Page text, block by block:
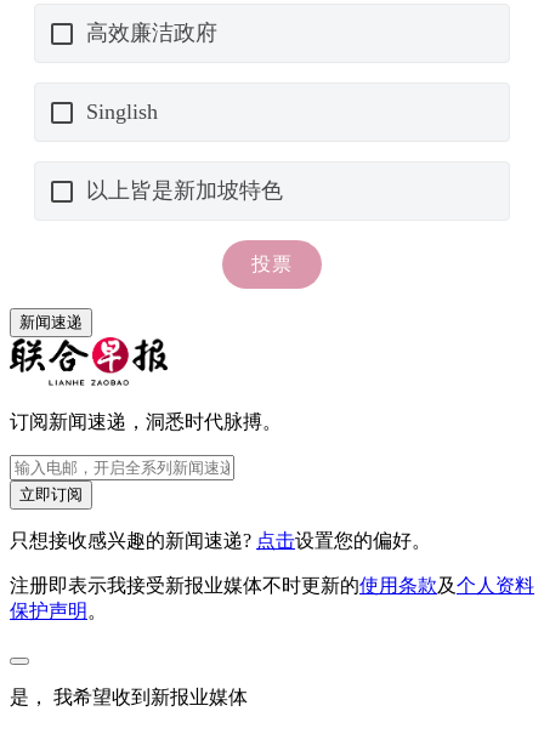
新闻速递
订阅新闻速递，洞悉时代脉搏。
立即订阅
只想接收感兴趣的新闻速递? 点击设置您的偏好。
注册即表示我接受新报业媒体不时更新的使用条款及个人资料
保护声明 。
是， 我希望收到新报业媒体